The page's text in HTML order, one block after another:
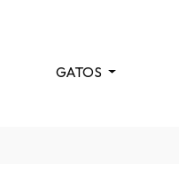
GATOS